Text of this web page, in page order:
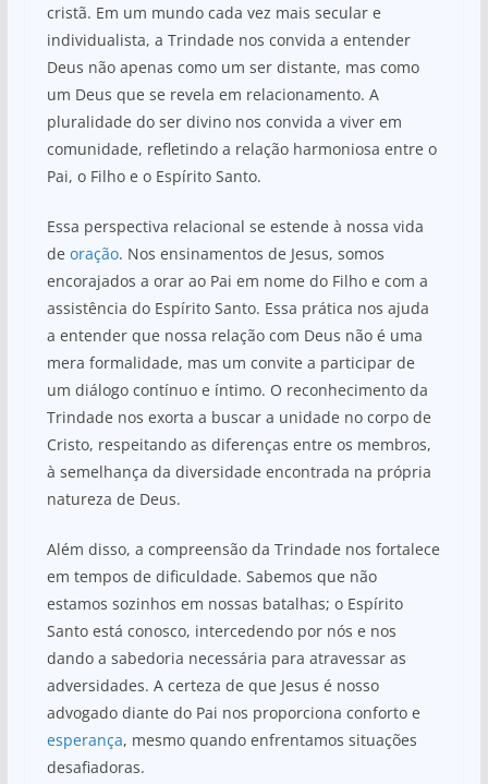
cristã. Em um mundo cada vez mais secular e
individualista, a Trindade nos convida a entender
Deus não apenas como um ser distante, mas como
um Deus que se revela em relacionamento. A
pluralidade do ser divino nos convida a viver em
comunidade, refletindo a relação harmoniosa entre o
Pai, o Filho e o Espírito Santo.
Essa perspectiva relacional se estende à nossa vida
de oração. Nos ensinamentos de Jesus, somos
encorajados a orar ao Pai em nome do Filho e com a
assistência do Espírito Santo. Essa prática nos ajuda
a entender que nossa relação com Deus não é uma
mera formalidade, mas um convite a participar de
um diálogo contínuo e íntimo. O reconhecimento da
Trindade nos exorta a buscar a unidade no corpo de
Cristo, respeitando as diferenças entre os membros,
à semelhança da diversidade encontrada na própria
natureza de Deus.
Além disso, a compreensão da Trindade nos fortalece
em tempos de dificuldade. Sabemos que não
estamos sozinhos em nossas batalhas; o Espírito
Santo está conosco, intercedendo por nós e nos
dando a sabedoria necessária para atravessar as
adversidades. A certeza de que Jesus é nosso
advogado diante do Pai nos proporciona conforto e
esperança, mesmo quando enfrentamos situações
desafiadoras.